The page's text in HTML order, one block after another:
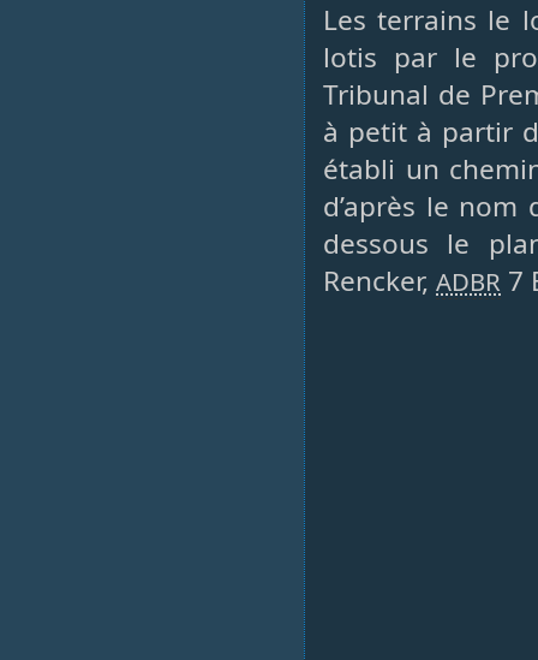
Les terrains le
lotis par le
Tribunal de
à petit à partir
établi un
d’après le
dessous le
Rencker, ADBR 7